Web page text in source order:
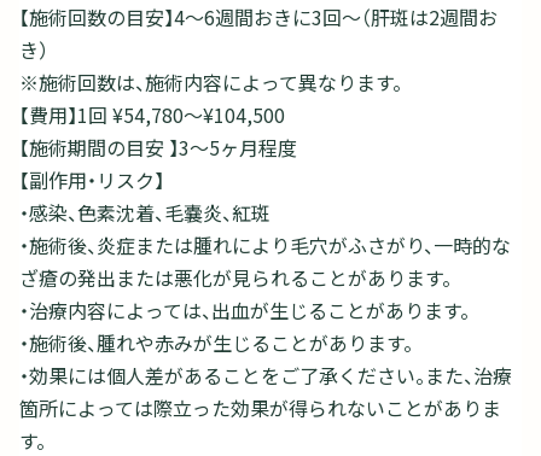
【施術回数の目安】4～6週間おきに3回～（肝斑は2週間お
き）
※施術回数は、施術内容によって異なります。
【費用】1回 ¥54,780～¥104,500
【施術期間の目安 】3～5ヶ月程度
【副作用・リスク】
・感染、色素沈着、毛嚢炎、紅斑
・施術後、炎症または腫れにより毛穴がふさがり、一時的な
ざ瘡の発出または悪化が見られることがあります。
・治療内容によっては、出血が生じることがあります。
・施術後、腫れや赤みが生じることがあります。
・効果には個人差があることをご了承ください。また、治療
箇所によっては際立った効果が得られないことがありま
す。